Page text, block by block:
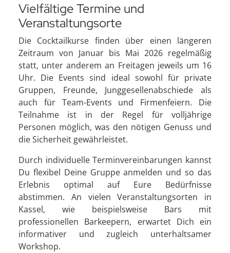
Vielfältige Termine und
Veranstaltungsorte
Die Cocktailkurse finden über einen längeren
Zeitraum von Januar bis Mai 2026 regelmäßig
statt, unter anderem an Freitagen jeweils um 16
Uhr. Die Events sind ideal sowohl für private
Gruppen, Freunde, Junggesellenabschiede als
auch für Team-Events und Firmenfeiern. Die
Teilnahme ist in der Regel für volljährige
Personen möglich, was den nötigen Genuss und
die Sicherheit gewährleistet.
Durch individuelle Terminvereinbarungen kannst
Du flexibel Deine Gruppe anmelden und so das
Erlebnis optimal auf Eure Bedürfnisse
abstimmen. An vielen Veranstaltungsorten in
Kassel, wie beispielsweise Bars mit
professionellen Barkeepern, erwartet Dich ein
informativer und zugleich unterhaltsamer
Workshop.